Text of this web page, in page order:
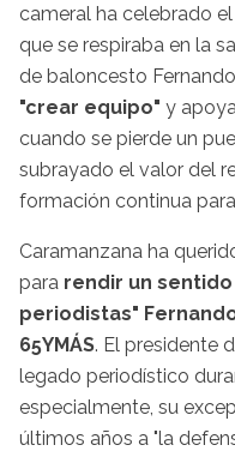
cameral ha celebrado
que se respiraba en la
de baloncesto
"crear equipo" y
cuando se pierde un
subrayado el valor del
formación continua
Caramanzana ha
para rendir un
periodistas"
65YMÁS. El presidente
legado periodístico
especialmente, su
últimos años a "la